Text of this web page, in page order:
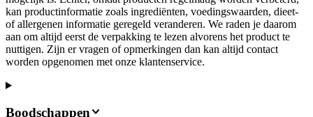
kan productinformatie zoals ingrediënten, voedingswaarden, dieet-
of allergenen informatie geregeld veranderen. We raden je daarom
aan om altijd eerst de verpakking te lezen alvorens het product te
nuttigen. Zijn er vragen of opmerkingen dan kan altijd contact
worden opgenomen met onze klantenservice.
Boodschappen